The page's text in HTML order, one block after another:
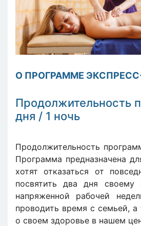
О ПРОГРАММЕ
Продолжительность
дня / 1 ночь
Продолжительность
Программа предназначена
хотят отказаться от
посвятить два дня своему
напряженной рабочей
проводить время с семьей, а
о своем здоровье в нашем